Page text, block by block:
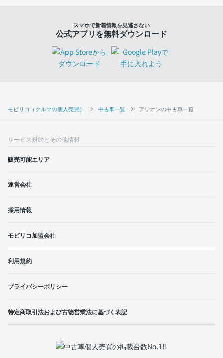
モビリコ（クルマの個人売買） 中古車一覧 アリオンの中古車一覧
スマホで新着情報を見逃さない
公式アプリを無料ダウンロード
サービス規約とその他情報
販売可能エリア
運営会社
採用情報
モビリコ加盟会社
利用規約
プライバシーポリシー
特定商取引法および古物営業法に基づく表記